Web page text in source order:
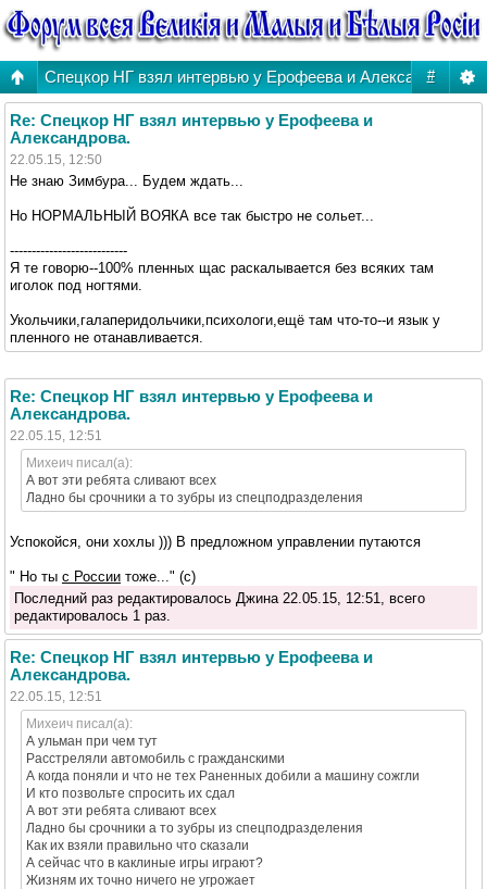
#
Спецкор НГ взял интервью у Ерофеева и Александрова.
Re: Спецкор НГ взял интервью у Ерофеева и
Александрова.
22.05.15, 12:50
Не знаю Зимбура... Будем ждать...
Но НОРМАЛЬНЫЙ ВОЯКА все так быстро не сольет...
---------------------------
Я те говорю--100% пленных щас раскалывается без всяких там
иголок под ногтями.
Укольчики,галаперидольчики,психологи,ещё там что-то--и язык у
пленного не отанавливается.
Re: Спецкор НГ взял интервью у Ерофеева и
Александрова.
22.05.15, 12:51
Михеич писал(а):
А вот эти ребята сливают всех
Ладно бы срочники а то зубры из спецподразделения
Успокойся, они хохлы ))) В предложном управлении путаются
" Но ты с России тоже..." (с)
Последний раз редактировалось Джина 22.05.15, 12:51, всего
редактировалось 1 раз.
Re: Спецкор НГ взял интервью у Ерофеева и
Александрова.
22.05.15, 12:51
Михеич писал(а):
А ульман при чем тут
Расстреляли автомобиль с гражданскими
А когда поняли и что не тех Раненных добили а машину сожгли
И кто позвольте спросить их сдал
А вот эти ребята сливают всех
Ладно бы срочники а то зубры из спецподразделения
Как их взяли правильно что сказали
А сейчас что в каклиные игры играют?
Жизням их точно ничего не угрожает